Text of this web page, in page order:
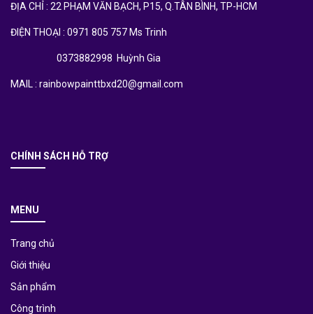
ĐỊA CHỈ : 22 PHẠM VĂN BẠCH, P15, Q.TÂN BÌNH, TP-HCM
ĐIỆN THOẠI : 0971 805 757 Ms Trinh
0373882998 Huỳnh Gia
MAIL : rainbowpainttbxd20@gmail.com
CHÍNH SÁCH HỖ TRỢ
MENU
Trang chủ
Giới thiệu
Sản phẩm
Công trình